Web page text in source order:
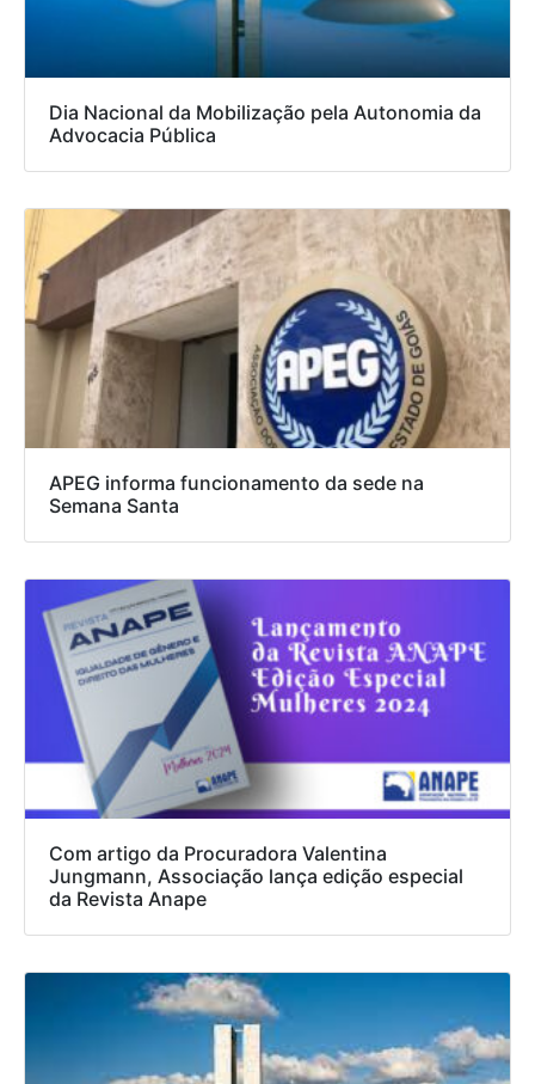
Dia Nacional da Mobilização pela Autonomia da
Advocacia Pública
APEG informa funcionamento da sede na
Semana Santa
Com artigo da Procuradora Valentina
Jungmann, Associação lança edição especial
da Revista Anape